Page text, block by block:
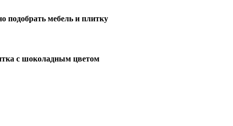
подобрать мебель и плитку
с шоколадным цветом